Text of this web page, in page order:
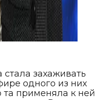
захаживать
одного из них
та применяла к ней